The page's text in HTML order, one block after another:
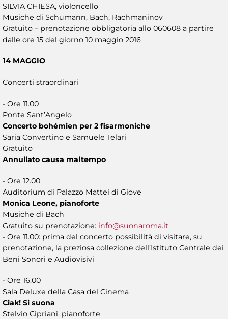
SILVIA CHIESA, violoncello
Musiche di Schumann, Bach, Rachmaninov
Gratuito – prenotazione obbligatoria allo 060608 a partire
dalle ore 15 del giorno 10 maggio 2016
14 MAGGIO
Concerti straordinari
- Ore 11.00
Ponte Sant’Angelo
Concerto bohémien per 2 fisarmoniche
Saria Convertino e Samuele Telari
Gratuito
Annullato causa maltempo
- Ore 12.00
Auditorium di Palazzo Mattei di Giove
Monica Leone, pianoforte
Musiche di Bach
Gratuito su prenotazione: info@suonaroma.it
- Ore 11.00: prima del concerto possibilità di visitare, su
prenotazione, la preziosa collezione dell’Istituto Centrale dei
Beni Sonori e Audiovisivi
- Ore 16.00
Sala Deluxe della Casa del Cinema
Ciak! Si suona
Stelvio Cipriani, pianoforte